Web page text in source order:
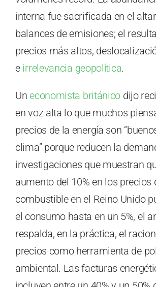
interna fue sacrificada en el
balances de emisiones; el
precios más altos,
e irrelevancia geopolítica.
Un economista británico dijo
en voz alta lo que muchos
precios de la energía son
clima” porque reducen la
investigaciones que muestran
aumento del 10% en los precios
combustible en el Reino Unido
el consumo hasta en un 5%, el
respalda, en la práctica, el
precios como herramienta de
ambiental. Las facturas